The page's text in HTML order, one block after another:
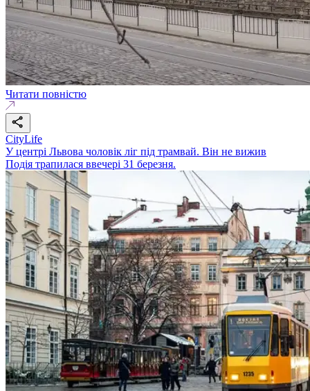
Читати повністю
CityLife
У центрі Львова чоловік ліг під трамвай. Він не вижив
Подія трапилася ввечері 31 березня.